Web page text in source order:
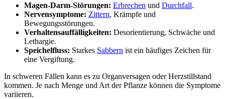
Magen-Darm-Störungen: Erbrechen und Durchfall.
Nervensymptome: Zittern, Krämpfe und
Bewegungsstörungen.
Verhaltensauffälligkeiten: Desorientierung, Schwäche und
Lethargie.
Speichelfluss: Starkes Sabbern ist ein häufiges Zeichen für
eine Vergiftung.
In schweren Fällen kann es zu Organversagen oder Herzstillstand
kommen. Je nach Menge und Art der Pflanze können die Symptome
variieren.